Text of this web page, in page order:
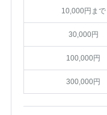
10,000円まで
30,000円
100,000円
300,000円